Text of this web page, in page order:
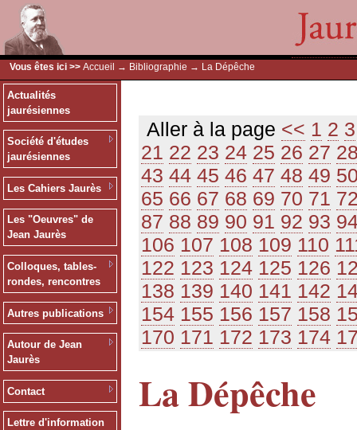
Vous êtes ici >> Accueil → Bibliographie → La Dépêche
Actualités
jaurésiennes
Société d'études
jaurésiennes
Les Cahiers Jaurès
Les "Oeuvres" de
Jean Jaurès
Colloques, tables-
rondes, rencontres
Autres publications
Autour de Jean
Jaurès
Contact
Lettre d'information
Aller à la page << 1 2 3
21 22 23 24 25 26 27
43 44 45 46 47 48 49
65 66 67 68 69 70 71
87 88 89 90 91 92 93
106 107 108 109 110
122 123 124 125 126
138 139 140 141 142
154 155 156 157 158
170 171 172 173 174
La Dépêche